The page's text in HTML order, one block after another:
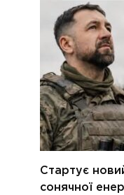
Стартує
сонячної